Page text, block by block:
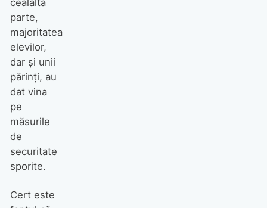
parte,
majoritatea
elevilor,
dar şi unii
părinţi, au
dat vina
pe
măsurile
de
securitate
sporite.
Cert este